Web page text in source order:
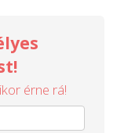
érne rá!